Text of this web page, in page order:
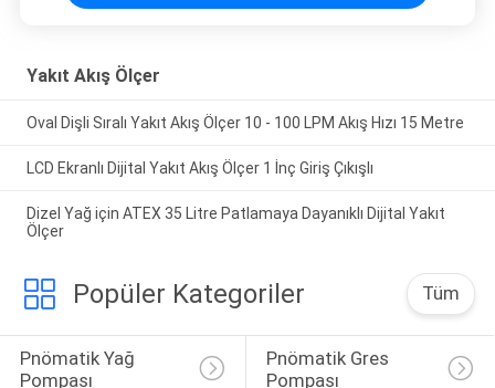
Yakıt Akış Ölçer
Oval Dişli Sıralı Yakıt Akış Ölçer 10 - 100 LPM Akış Hızı 15 Metre
LCD Ekranlı Dijital Yakıt Akış Ölçer 1 İnç Giriş Çıkışlı
Dizel Yağ için ATEX 35 Litre Patlamaya Dayanıklı Dijital Yakıt
Ölçer
Popüler Kategoriler Tüm
Pnömatik Yağ
Pompası
Pnömatik Gres
Pompası